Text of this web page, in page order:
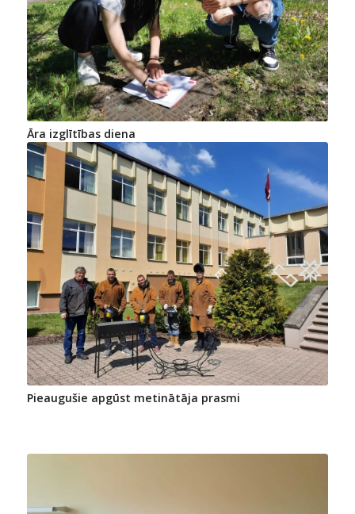
Āra izglītības diena
Pieaugušie apgūst metinātāja prasmi